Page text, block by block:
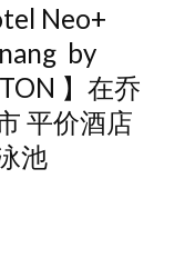
Neo+
by
】在乔
平价酒店
池